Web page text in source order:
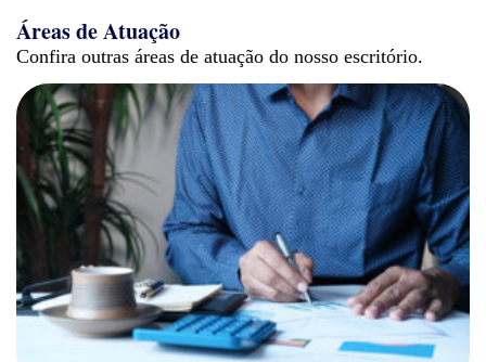
Áreas de Atuação
Confira outras áreas de atuação do nosso escritório.